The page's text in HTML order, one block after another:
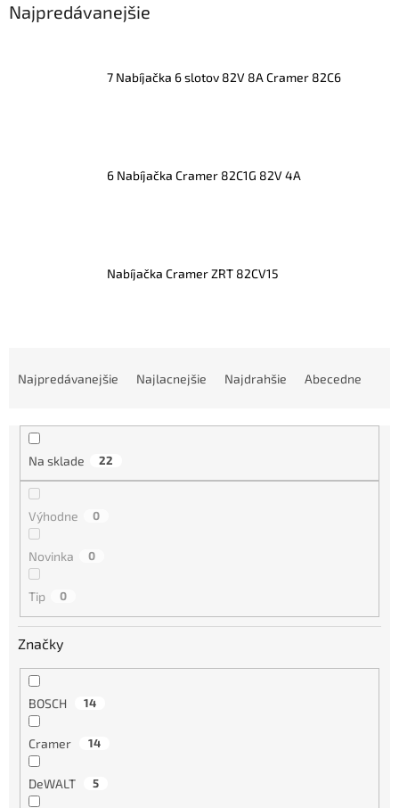
Najpredávanejšie
7 Nabíjačka 6 slotov 82V 8A Cramer 82C6
6 Nabíjačka Cramer 82C1G 82V 4A
Nabíjačka Cramer ZRT 82CV15
Najpredávanejšie Najlacnejšie Najdrahšie Abecedne
Na sklade 22
Výhodne 0
Novinka 0
Tip 0
Značky
BOSCH 14
Cramer 14
DeWALT 5